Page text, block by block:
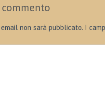
non sarà pubblicato. I